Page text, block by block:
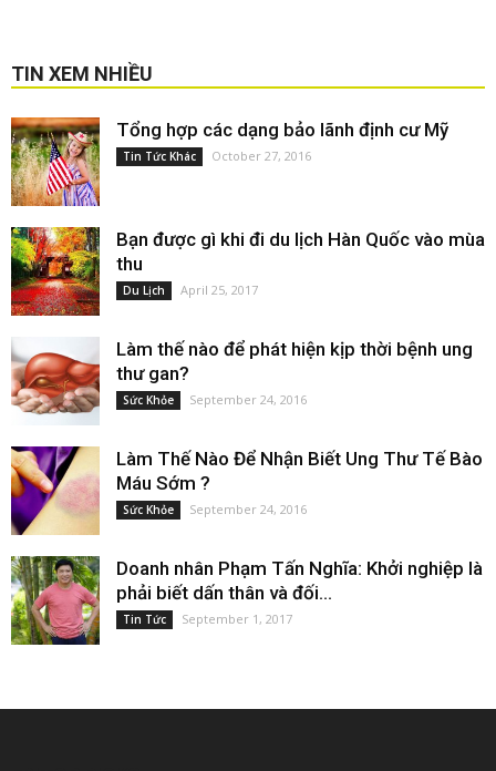
TIN XEM NHIỀU
Tổng hợp các dạng bảo lãnh định cư Mỹ
Tin Tức Khác October 27, 2016
Bạn được gì khi đi du lịch Hàn Quốc vào mùa
thu
Du Lịch April 25, 2017
Làm thế nào để phát hiện kịp thời bệnh ung
thư gan?
Sức Khỏe September 24, 2016
Làm Thế Nào Để Nhận Biết Ung Thư Tế Bào
Máu Sớm ?
Sức Khỏe September 24, 2016
Doanh nhân Phạm Tấn Nghĩa: Khởi nghiệp là
phải biết dấn thân và đối...
Tin Tức September 1, 2017